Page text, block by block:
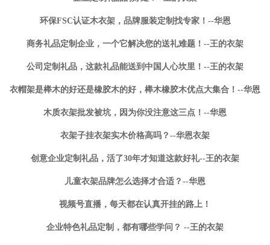
环保FSC认证木衣架，品牌服装定制找专家！--华恩
商务礼品定制企业，一个它解决您的送礼难题！--王的衣架
公司定制礼品，这款礼品能送到中国人心坎里！--王的衣架
衣帽架是榉木的好还是橡胶木的好，榉木橡胶木优点大集合！--华恩
木质衣架批发被坑，因为你没注意这三点！--华恩
衣架子挂衣架实木价格高吗？--华恩衣架
创意企业定制礼品，活了30年才知道这款好礼--王的衣架
儿童衣架品牌怎么选择才合适？--华恩
视频号直播，每天都在认真开挂的路上！
企业特色礼品定制，都有哪些学问？ --王的衣架